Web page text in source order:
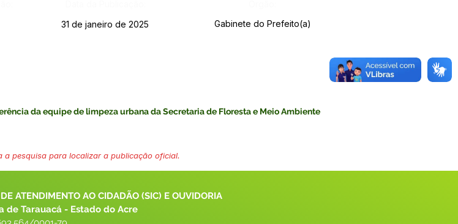
31 de janeiro de 2025 Gabinete do Prefeito(a)
da equipe de limpeza urbana da Secretaria de Floresta e Meio Ambiente
pesquisa para localizar a publicação oficial.
ATENDIMENTO AO CIDADÃO (SIC) E OUVIDORIA
de Tarauacá - Estado do Acre